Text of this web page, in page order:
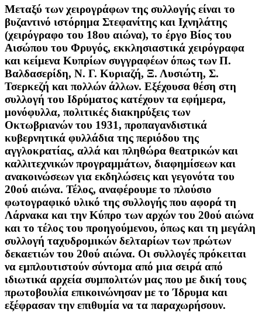
Μεταξύ των χειρογράφων της συλλογής είναι το
βυζαντινό ιστόρημα Στεφανίτης και Ιχνηλάτης
(χειρόγραφο του 18ου αιώνα), το έργο Βίος του
Αισώπου του Φρυγός, εκκλησιαστικά χειρόγραφα
και κείμενα Κυπρίων συγγραφέων όπως των Π.
Βαλδασερίδη, Ν. Γ. Κυριαζή, Ξ. Λυσιώτη, Σ.
Τσερκεζή και πολλών άλλων. Εξέχουσα θέση στη
συλλογή του Ιδρύματος κατέχουν τα εφήμερα,
μονόφυλλα, πολιτικές διακηρύξεις των
Οκτωβριανών του 1931, προπαγανδιστικά
κυβερνητικά φυλλάδια της περιόδου της
αγγλοκρατίας, αλλά και πληθώρα θεατρικών και
καλλιτεχνικών προγραμμάτων, διαφημίσεων και
ανακοινώσεων για εκδηλώσεις και γεγονότα του
20ού αιώνα. Τέλος, αναφέρουμε το πλούσιο
φωτογραφικό υλικό της συλλογής που αφορά τη
Λάρνακα και την Κύπρο των αρχών του 20ού αιώνα
και το τέλος του προηγούμενου, όπως και τη μεγάλη
συλλογή ταχυδρομικών δελταρίων των πρώτων
δεκαετιών του 20ού αιώνα. Οι συλλογές πρόκειται
να εμπλουτιστούν σύντομα από μια σειρά από
ιδιωτικά αρχεία συμπολιτών μας που με δική τους
πρωτοβουλία επικοινώνησαν με το Ίδρυμα και
εξέφρασαν την επιθυμία να τα παραχωρήσουν.